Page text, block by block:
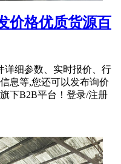
价格优质货源百
详细参数、实时报价、行
息等,您还可以发布询价
下B2B平台！登录/注册